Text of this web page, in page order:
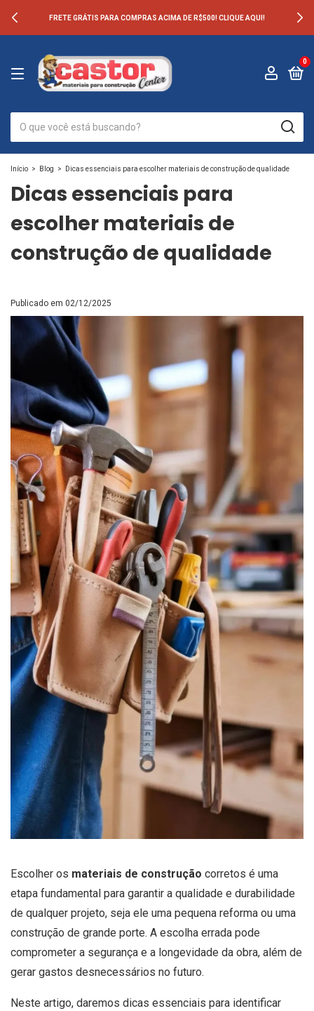
FRETE GRÁTIS PARA COMPRAS ACIMA DE R$500! CLIQUE AQUI!
0
Início > Blog > Dicas essenciais para escolher materiais de construção de qualidade
Dicas essenciais para
escolher materiais de
construção de qualidade
Publicado em 02/12/2025
Escolher os materiais de construção corretos é uma
etapa fundamental para garantir a qualidade e durabilidade
de qualquer projeto, seja ele uma pequena reforma ou uma
construção de grande porte. A escolha errada pode
comprometer a segurança e a longevidade da obra, além de
gerar gastos desnecessários no futuro.
Neste artigo, daremos dicas essenciais para identificar